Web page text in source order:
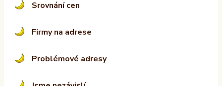
Srovnání cen
Firmy na adrese
Problémové adresy